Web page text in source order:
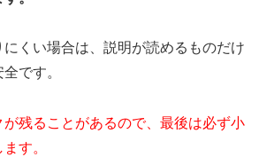
くい場合は、説明が読めるものだけ
です。
残ることがあるので、最後は必ず小
す。